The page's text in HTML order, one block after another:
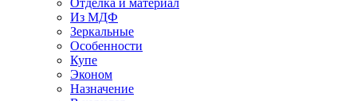
Отделка и материал
Из МДФ
Зеркальные
Особенности
Купе
Эконом
Назначение